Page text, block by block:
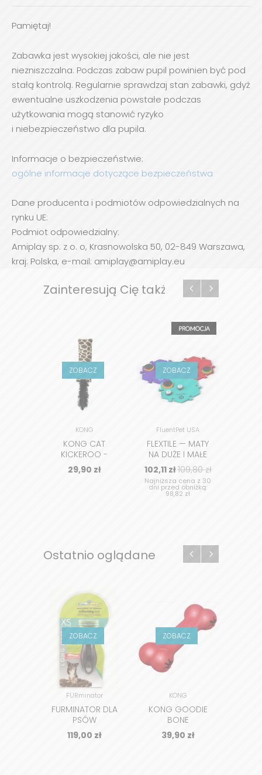
Pamiętaj!
Zabawka jest wysokiej jakości, ale nie jest
niezniszczalna. Podczas zabaw pupil powinien być pod
stałą kontrolą. Regularnie sprawdzaj stan zabawki, gdyż
ewentualne uszkodzenia powstałe podczas
użytkowania mogą stanowić ryzyko
i niebezpieczeństwo dla pupila.
Informacje o bezpieczeństwie:
ogólne informacje dotyczące bezpieczeństwa
Dane producenta i podmiotów odpowiedzialnych na
rynku UE:
Podmiot odpowiedzialny:
Amiplay sp. z o. o, Krasnowolska 50, 02-849 Warszawa,
kraj: Polska, e-mail: amiplay@amiplay.eu
Zainteresują Cię także
ZOBACZ
KONG
KONG CAT
KICKEROO -
ZABAWKA DLA
KOTA, KOPACZ
29,90 zł
ZOBACZ
FluentPet USA
FLEXTILE — MATY
NA DUŻE I MAŁE
PRZYCISKI
DŹWIĘKOWE DLA
PSA I KOTA
102,11 zł109,80zł
Najniższa cena z 30
dni przed obniżką:
98,82 zł
Ostatnio oglądane
ZOBACZ
FURminator
FURMINATOR DLA
PSÓW
DŁUGOWŁOSYCH
119,00 zł
ZOBACZ
KONG
KONG GOODIE
BONE
39,90 zł